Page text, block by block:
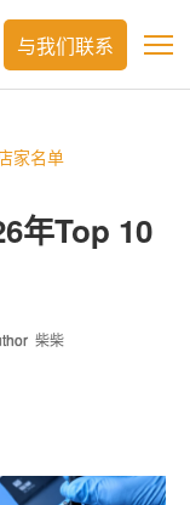
与我们联系
家名单
年Top 10
柴柴